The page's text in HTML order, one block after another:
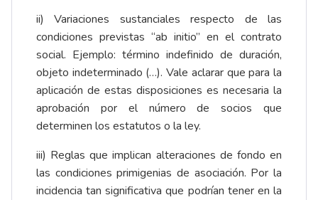
ii) Variaciones sustanciales respecto de las
condiciones previstas “ab initio” en el contrato
social. Ejemplo: término indefinido de duración,
objeto indeterminado (…). Vale aclarar que para la
aplicación de estas disposiciones es necesaria la
aprobación por el número de socios que
determinen los estatutos o la ley.
iii) Reglas que implican alteraciones de fondo en
las condiciones primigenias de asociación. Por la
incidencia tan significativa que podrían tener en la